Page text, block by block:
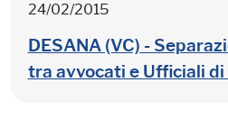
24/02/2015
DESANA (VC) -
tra avvocati e Ufficiali